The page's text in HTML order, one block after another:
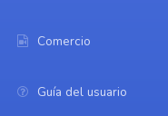
Comercio
Guía del usuario